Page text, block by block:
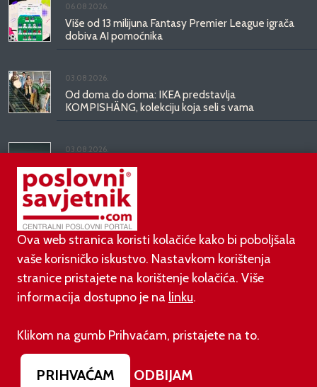
06.08.2026.
Više od 13 milijuna Fantasy Premier League igrača
dobiva AI pomoćnika
03.08.2026.
Od doma do doma: IKEA predstavlja
KOMPISHÄNG, kolekciju koja seli s vama
03.08.2026.
Kineski BYD predstavio luksuznu limuzinu veću od
Mercedesove S-klase, obećava domet do 1.000
kilometara
Footer menu
O nama Impressum
Uvjeti korištenja
Ova web stranica koristi kolačiće kako bi poboljšala
vaše korisničko iskustvo. Nastavkom korištenja
stranice pristajete na korištenje kolačića. Više
informacija dostupno je na linku.
Klikom na gumb Prihvaćam, pristajete na to.
PRIHVAĆAM ODBIJAM